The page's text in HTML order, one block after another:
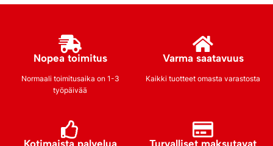
Nopea toimitus
Normaali toimitusaika on 1-3
työpäivää
Varma saatavuus
Kaikki tuotteet omasta varastosta
Kotimaista palvelua Turvalliset maksutavat